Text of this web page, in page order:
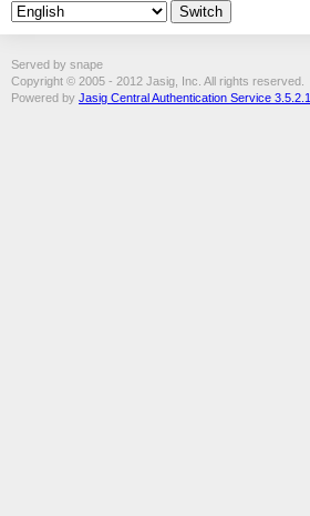
Served by snape
Copyright © 2005 - 2012 Jasig, Inc. All rights reserved.
Powered by Jasig Central Authentication Service 3.5.2.1